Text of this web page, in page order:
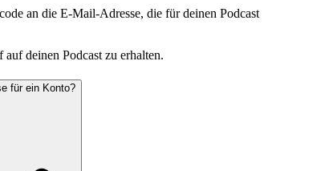
an die E-Mail-Adresse, die für deinen Podcast
deinen Podcast zu erhalten.
für ein Konto?